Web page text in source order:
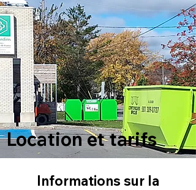
Location et tarifs
Informations sur la